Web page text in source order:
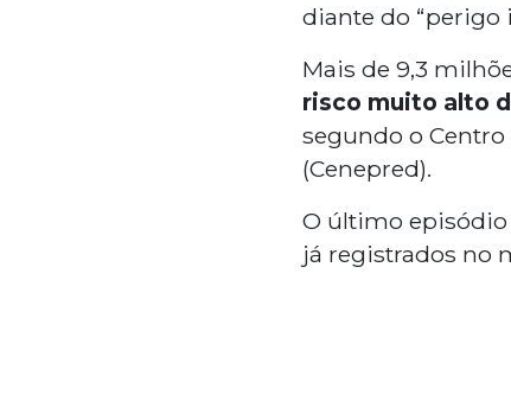
diante do “perigo
Mais de 9,3
risco muito alto
segundo o Centro
(Cenepred).
O último episódio
já registrados no